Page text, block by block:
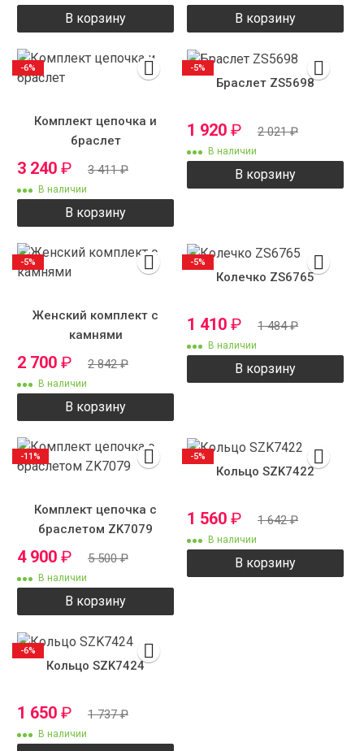
В корзину В корзину
Комплект цепочка и
браслет
3 240 ₽ 3 411₽
В наличии
В корзину
-6%
Браслет ZS5698
1 920 ₽ 2 021₽
В наличии
В корзину
-5%
Женский комплект с
камнями
2 700 ₽ 2 842₽
В наличии
В корзину
-5%
Колечко ZS6765
1 410 ₽ 1 484₽
В наличии
В корзину
-5%
Комплект цепочка с
браслетом ZK7079
4 900 ₽ 5 500₽
В наличии
В корзину
-11%
Кольцо SZK7422
1 560 ₽ 1 642₽
В наличии
В корзину
-5%
Кольцо SZK7424
1 650 ₽ 1 737₽
В наличии
-6%